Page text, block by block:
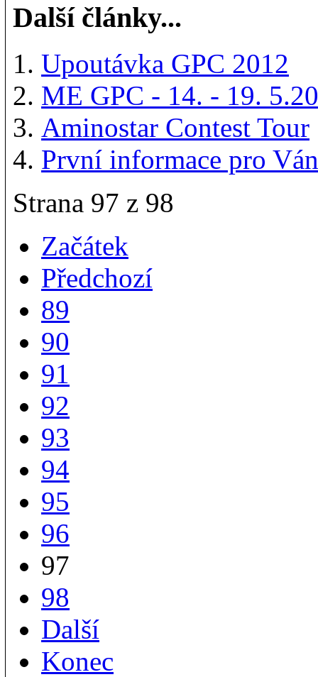
Další články...
Upoutávka GPC 2012
ME GPC - 14. - 19.
Aminostar Contest Tour
První informace pro
Strana 97 z 98
Začátek
Předchozí
89
90
91
92
93
94
95
96
97
98
Další
Konec